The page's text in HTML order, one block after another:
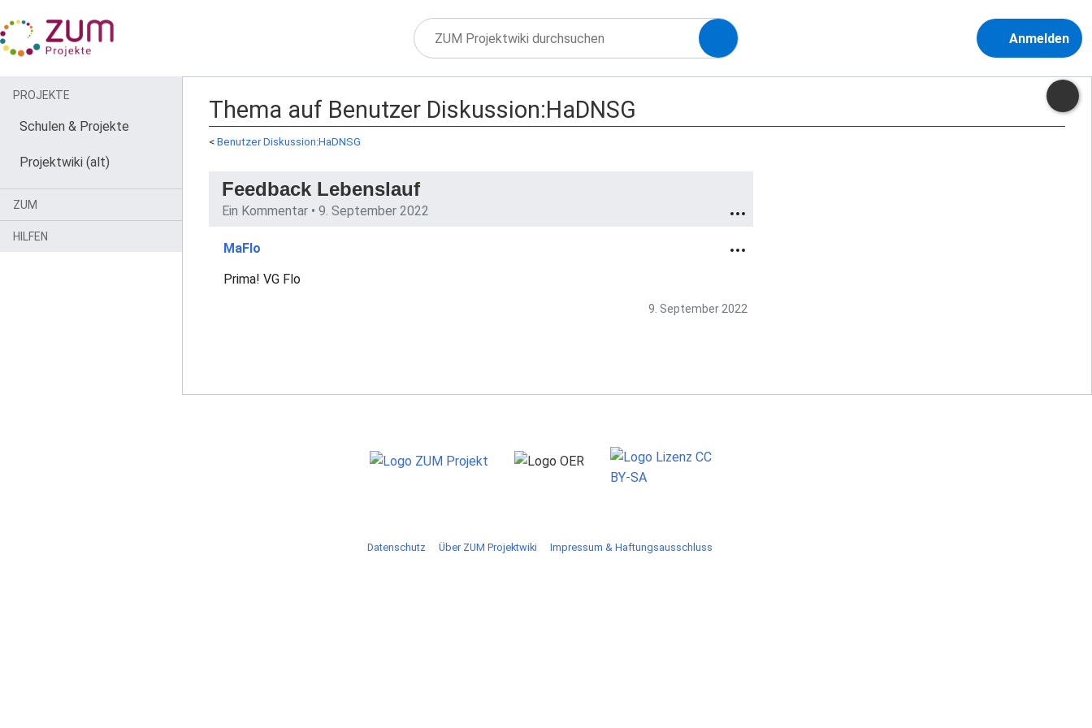
Anmelden
Thema auf Benutzer Diskussion:HaDNSG
< Benutzer Diskussion:HaDNSG
Feedback Lebenslauf
Ein Kommentar • 9. September 2022
MaFlo
Prima! VG Flo
9. September 2022
PROJEKTE
Schulen & Projekte
Projektwiki (alt)
ZUM
HILFEN
Datenschutz Über ZUM Projektwiki Impressum & Haftungsausschluss